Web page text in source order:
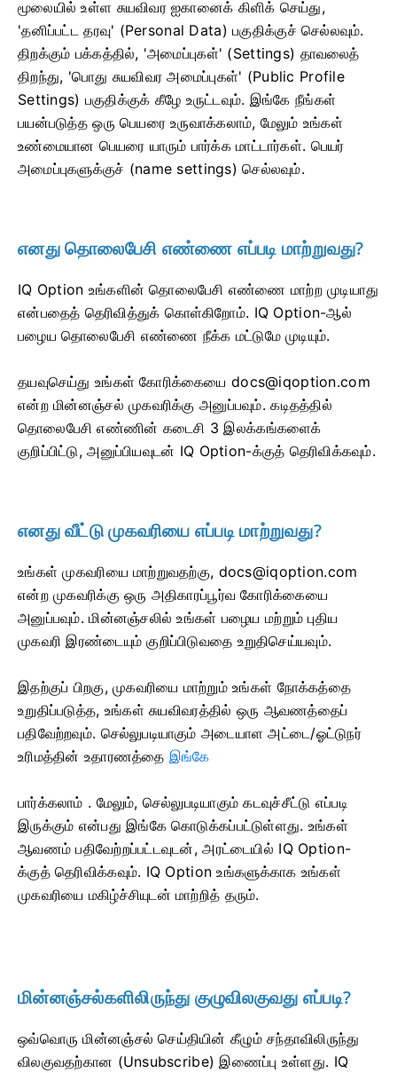
மூலையில் உள்ள சுயவிவர ஐகானைக் கிளிக் செய்து,
'தனிப்பட்ட தரவு' (Personal Data) பகுதிக்குச் செல்லவும்.
திறக்கும் பக்கத்தில், 'அமைப்புகள்' (Settings) தாவலைத்
திறந்து, 'பொது சுயவிவர அமைப்புகள்' (Public Profile
Settings) பகுதிக்குக் கீழே உருட்டவும். இங்கே நீங்கள்
பயன்படுத்த ஒரு பெயரை உருவாக்கலாம், மேலும் உங்கள்
உண்மையான பெயரை யாரும் பார்க்க மாட்டார்கள். பெயர்
அமைப்புகளுக்குச் (name settings) செல்லவும்.
எனது தொலைபேசி எண்ணை எப்படி மாற்றுவது?
IQ Option உங்களின் தொலைபேசி எண்ணை மாற்ற முடியாது
என்பதைத் தெரிவித்துக் கொள்கிறோம். IQ Option-ஆல்
பழைய தொலைபேசி எண்ணை நீக்க மட்டுமே முடியும்.
தயவுசெய்து உங்கள் கோரிக்கையைdocs@iqoption.com
என்ற மின்னஞ்சல் முகவரிக்கு அனுப்பவும். கடிதத்தில்
தொலைபேசி எண்ணின் கடைசி 3 இலக்கங்களைக்
குறிப்பிட்டு, அனுப்பியவுடன் IQ Option-க்குத் தெரிவிக்கவும்.
எனது வீட்டு முகவரியை எப்படி மாற்றுவது?
உங்கள் முகவரியை மாற்றுவதற்கு, docs@iqoption.com
என்ற முகவரிக்கு ஒரு அதிகாரப்பூர்வ கோரிக்கையை
அனுப்பவும். மின்னஞ்சலில் உங்கள் பழைய மற்றும் புதிய
முகவரி இரண்டையும் குறிப்பிடுவதை உறுதிசெய்யவும்.
இதற்குப் பிறகு, முகவரியை மாற்றும் உங்கள் நோக்கத்தை
உறுதிப்படுத்த, உங்கள் சுயவிவரத்தில் ஒரு ஆவணத்தைப்
பதிவேற்றவும். செல்லுபடியாகும் அடையாள அட்டை/ஓட்டுநர்
உரிமத்தின் உதாரணத்தை இங்கே
பார்க்கலாம் . மேலும், செல்லுபடியாகும் கடவுச்சீட்டு எப்படி
இருக்கும் என்பது இங்கே கொடுக்கப்பட்டுள்ளது. உங்கள்
ஆவணம் பதிவேற்றப்பட்டவுடன், அரட்டையில் IQ Option-
க்குத் தெரிவிக்கவும். IQ Option உங்களுக்காக உங்கள்
முகவரியை மகிழ்ச்சியுடன் மாற்றித் தரும்.
மின்னஞ்சல்களிலிருந்து குழுவிலகுவது எப்படி?
ஒவ்வொரு மின்னஞ்சல் செய்தியின் கீழும் சந்தாவிலிருந்து
விலகுவதற்கான (Unsubscribe) இணைப்பு உள்ளது. IQ